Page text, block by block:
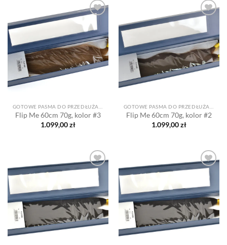
do listy
życzeń
Flip Me 60cm 70g, kolor #3
1.099,00zł
Dodaj
do listy
życzeń
Flip Me 60cm 70g, kolor #2
1.099,00zł
Dodaj
do listy
życzeń
Dodaj
do listy
życzeń